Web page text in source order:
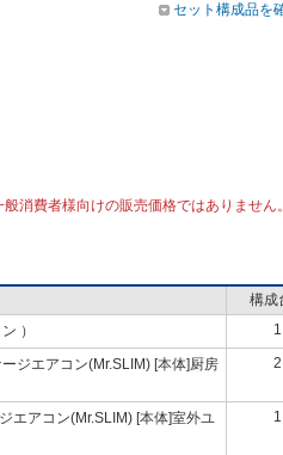
セット構成品を
消費者様向けの販売価格ではありません。
構成
） 1
ジエアコン(Mr.SLIM) [本体]厨房
2
エアコン(Mr.SLIM) [本体]室外ユ
1